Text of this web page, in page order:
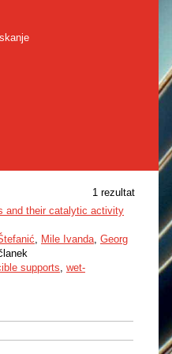
1 rezultat
and their catalytic activity
, Mile Ivanda, Georg
supports, wet-